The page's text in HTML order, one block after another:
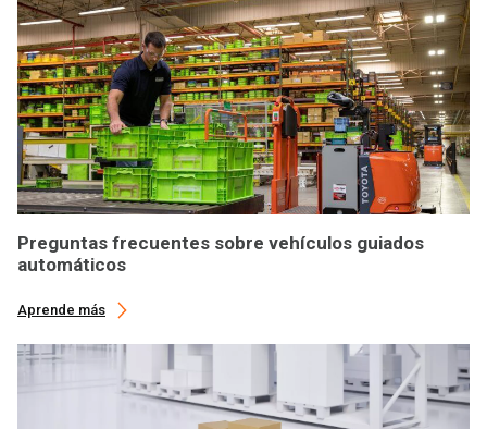
Preguntas frecuentes sobre vehículos guiados
automáticos
Aprende más